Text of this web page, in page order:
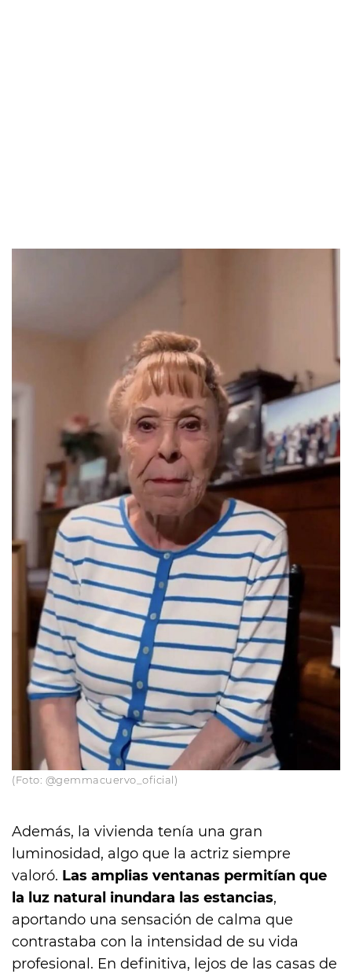
(Foto: @gemmacuervo_oficial)
Además, la vivienda tenía una gran
luminosidad, algo que la actriz siempre
valoró. Las amplias ventanas permitían que
la luz natural inundara las estancias,
aportando una sensación de calma que
contrastaba con la intensidad de su vida
profesional. En definitiva, lejos de las casas de